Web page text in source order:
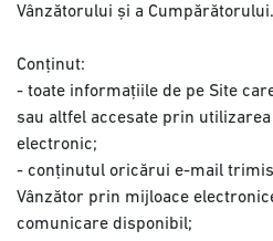
Vânzătorului și a Cumpărătorului.
Conținut:
- toate informațiile de pe Site
sau altfel accesate prin
electronic;
- conținutul oricărui e-mail
Vânzător prin mijloace
comunicare disponibil;